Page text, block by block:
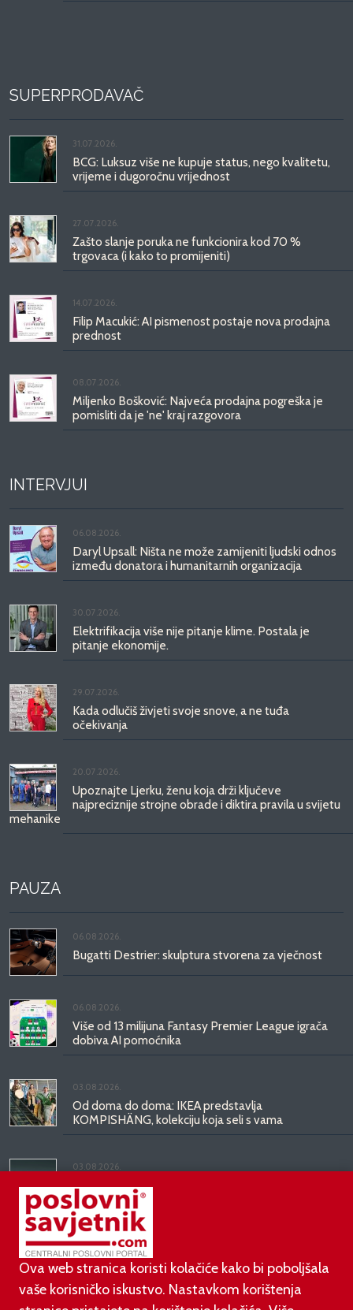
SUPERPRODAVAČ
31.07.2026.
BCG: Luksuz više ne kupuje status, nego kvalitetu,
vrijeme i dugoročnu vrijednost
27.07.2026.
Zašto slanje poruka ne funkcionira kod 70 %
trgovaca (i kako to promijeniti)
14.07.2026.
Filip Macukić: AI pismenost postaje nova prodajna
prednost
08.07.2026.
Miljenko Bošković: Najveća prodajna pogreška je
pomisliti da je 'ne' kraj razgovora
INTERVJUI
06.08.2026.
Daryl Upsall: Ništa ne može zamijeniti ljudski odnos
između donatora i humanitarnih organizacija
30.07.2026.
Elektrifikacija više nije pitanje klime. Postala je
pitanje ekonomije.
29.07.2026.
Kada odlučiš živjeti svoje snove, a ne tuđa
očekivanja
20.07.2026.
Upoznajte Ljerku, ženu koja drži ključeve
najpreciznije strojne obrade i diktira pravila u svijetu
mehanike
PAUZA
06.08.2026.
Bugatti Destrier: skulptura stvorena za vječnost
06.08.2026.
Više od 13 milijuna Fantasy Premier League igrača
dobiva AI pomoćnika
03.08.2026.
Od doma do doma: IKEA predstavlja
KOMPISHÄNG, kolekciju koja seli s vama
03.08.2026.
Kineski BYD predstavio luksuznu limuzinu veću od
Mercedesove S-klase, obećava domet do 1.000
kilometara
Ova web stranica koristi kolačiće kako bi poboljšala
vaše korisničko iskustvo. Nastavkom korištenja